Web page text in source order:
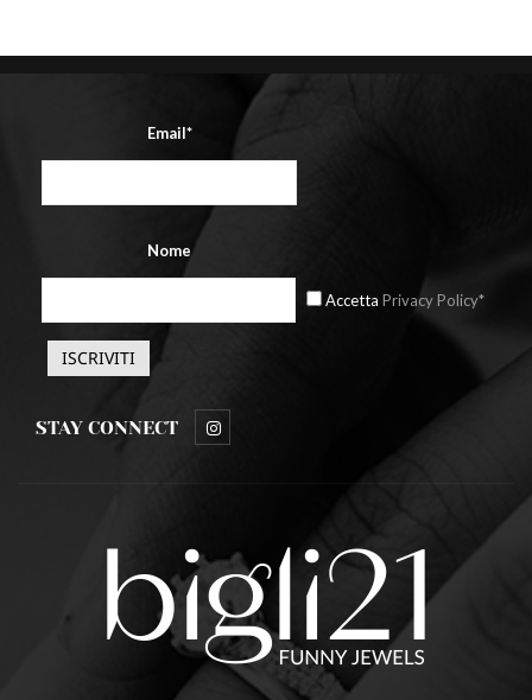
Email*
Nome
Accetta Privacy Policy*
STAY CONNECT